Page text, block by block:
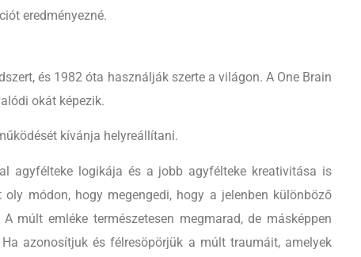
eredményezné.
és 1982 óta használják szerte a világon. A One Brain
okát képezik.
kívánja helyreállítani.
agyfélteke logikája és a jobb agyfélteke kreativitása is
módon, hogy megengedi, hogy a jelenben különböző
múlt emléke természetesen megmarad, de másképpen
azonosítjuk és félresöpörjük a múlt traumáit, amelyek